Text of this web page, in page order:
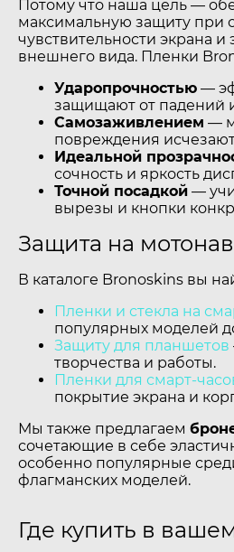
Потому что наша цель —
максимальную защиту при
чувствительности экрана и
внешнего вида. Пленки
Ударопрочностью —
защищают от падений
Самозаживлением —
повреждения
Идеальной
сочность и яркость
Точной посадкой —
вырезы и кнопки
Защита на
В каталоге Bronoskins вы
Пленки и стекла на
популярных моделей
Защиту для планшетов
творчества и работы.
Пленки для смарт-
покрытие экрана и
Мы также предлагаем
сочетающие в себе
особенно популярные
флагманских моделей.
Где купить в